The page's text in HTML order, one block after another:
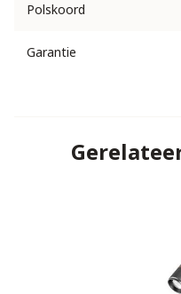
Polskoord
Garantie